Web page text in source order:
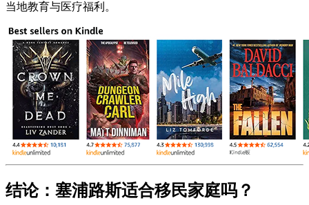
当地教育与医疗福利。
结论：塞浦路斯适合移民家庭吗？